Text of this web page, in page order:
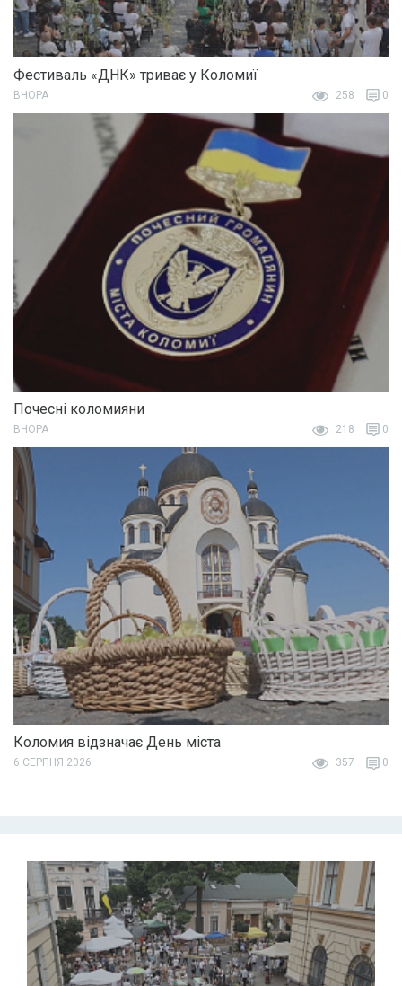
Фестиваль «ДНК» триває у Коломиї
ВЧОРА 258 0
Почесні коломияни
ВЧОРА 218 0
Коломия відзначає День міста
6 СЕРПНЯ 2026 357 0